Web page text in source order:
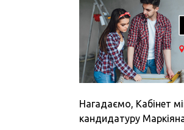
Нагадаємо, Кабінет
кандидатуру